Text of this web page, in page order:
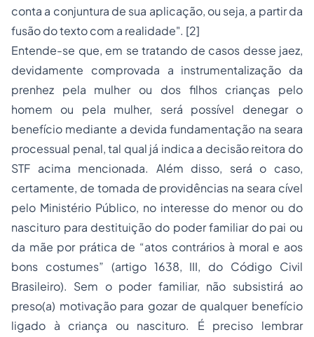
conta a conjuntura de sua aplicação, ou seja, a partir da
fusão do texto com a realidade". [2]
Entende-se que, em se tratando de casos desse jaez,
devidamente comprovada a instrumentalização da
prenhez pela mulher ou dos filhos crianças pelo
homem ou pela mulher, será possível denegar o
benefício mediante a devida fundamentação na seara
processual penal, tal qual já indica a decisão reitora do
STF acima mencionada. Além disso, será o caso,
certamente, de tomada de providências na seara cível
pelo Ministério Público, no interesse do menor ou do
nascituro para destituição do poder familiar do pai ou
da mãe por prática de “atos contrários à moral e aos
bons costumes” (artigo 1638, III, do Código Civil
Brasileiro). Sem o poder familiar, não subsistirá ao
preso(a) motivação para gozar de qualquer benefício
ligado à criança ou nascituro. É preciso lembrar